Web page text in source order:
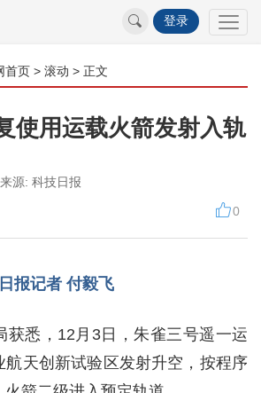
登录
首页 > 滚动 > 正文
使用运载火箭发射入轨
来源: 科技日报
0
报记者 付毅飞
获悉，12月3日，朱雀三号遥一运
航天创新试验区发射升空，按程序